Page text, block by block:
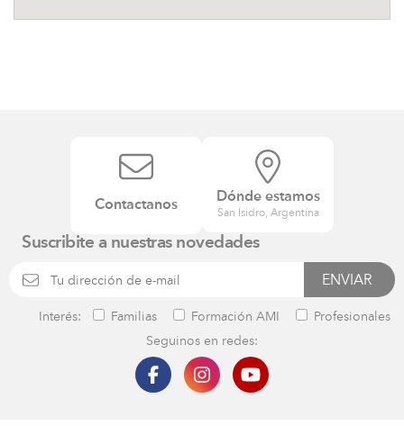
Contactanos
Dónde estamos
San Isidro, Argentina
Suscribite a nuestras novedades
Interés: Familias Formación AMI
Profesionales
Seguinos en redes: